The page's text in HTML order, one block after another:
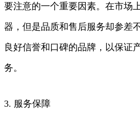
要注意的一个重要因素。在市场
器，但是品质和售后服务却参差
良好信誉和口碑的品牌，以保证
务。
3. 服务保障